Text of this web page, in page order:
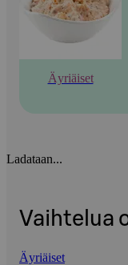
Äyriäiset
Ladataan...
Vaihtelua
Äyriäiset